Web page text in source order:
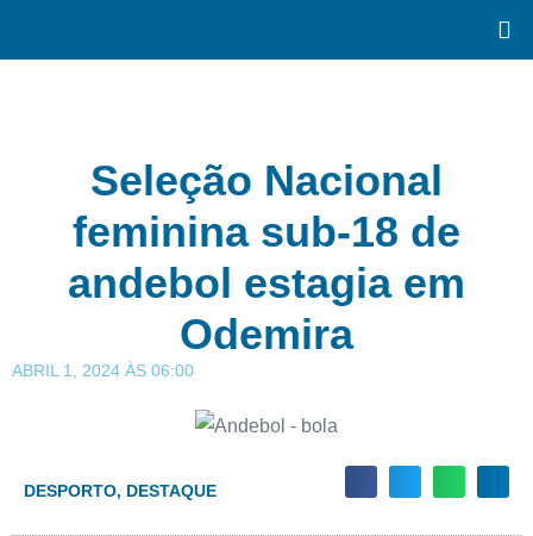
Seleção Nacional
feminina sub-18 de
andebol estagia em
Odemira
ABRIL 1, 2024 ÀS 06:00
DESPORTO, DESTAQUE